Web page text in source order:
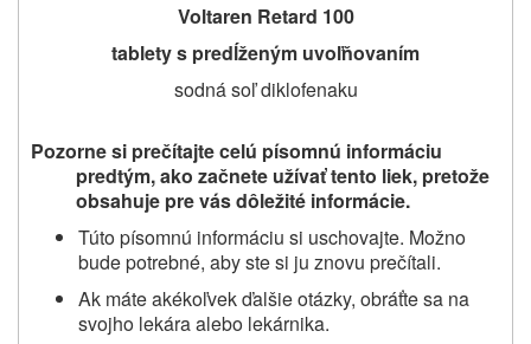
Voltaren Retard 100
tablety s predĺženým uvoľňovaním
sodná soľ diklofenaku
Pozorne si prečítajte celú písomnú informáciu
predtým, ako začnete užívaťtento liek, pretože
obsahuje pre vás dôležité informácie.
Túto písomnú informáciu si uschovajte. Možno
bude potrebné, aby ste si ju znovu prečítali.
Ak máte akékoľvek ďalšie otázky, obráťte sa na
svojho lekára alebo lekárnika.